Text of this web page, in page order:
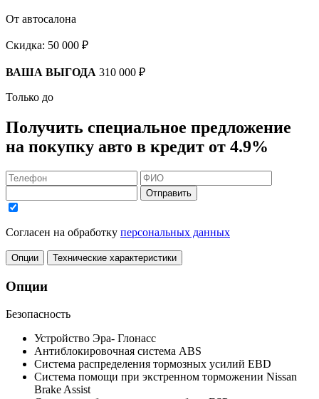
От автосалона
Скидка: 50 000 ₽
ВАША ВЫГОДА 310 000 ₽
Только до
Получить специальное предложение
на покупку авто в кредит от 4.9%
Отправить
Согласен на обработку персональных данных
Опции Технические характеристики
Опции
Безопасность
Устройство Эра- Глонасс
Антиблокировочная система ABS
Система распределения тормозных усилий EBD
Система помощи при экстренном торможении Nissan
Brake Assist